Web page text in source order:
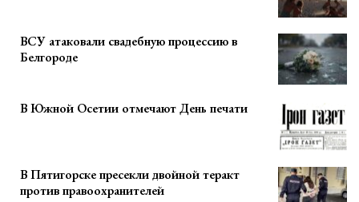
ВСУ атаковали свадебную процессию в
Белгороде
В Южной Осетии отмечают День печати
В Пятигорске пресекли двойной теракт
против правоохранителей